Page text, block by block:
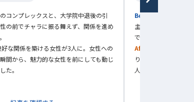
コンプレックスと、大学院中退後の引
の前でチャラに振る舞えず、関係を進め
好な関係を築ける女性が3人に。女性への
間から、魅力的な女性を前にしても動じ
た。
Before：
主導権を取れない日
で終わる繰り返しで
After：
りに車で迎えに来て
人生で最も楽しい時